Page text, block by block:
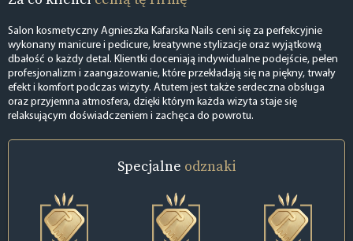
Salon kosmetyczny Agnieszka Kafarska Nails ceni się za perfekcyjnie
wykonany manicure i pedicure, kreatywne stylizacje oraz wyjątkową
dbałość o każdy detal. Klientki doceniają indywidualne podejście, pełen
profesjonalizm i zaangażowanie, które przekładają się na piękny, trwały
efekt i komfort podczas wizyty. Atutem jest także serdeczna obsługa
oraz przyjemna atmosfera, dzięki którym każda wizyta staje się
relaksującym doświadczeniem i zachęca do powrotu.
Specjalne odznaki